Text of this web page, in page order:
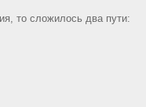
то сложилось два пути: